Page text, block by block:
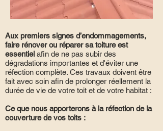
Aux premiers signes d’endommagements,
faire rénover ou réparer sa toiture est
essentiel afin de ne pas subir des
dégradations importantes et d'éviter une
réfection complète. Ces travaux doivent être
fait avec soin afin de prolonger réellement la
durée de vie de votre toit et de votre habitat :
Ce que nous apporterons à la réfection de la
couverture de vos toits :